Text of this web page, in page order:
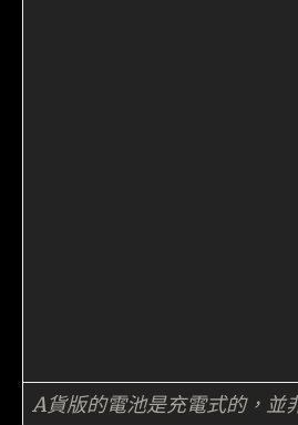
A貨版的電池是充電式的，並